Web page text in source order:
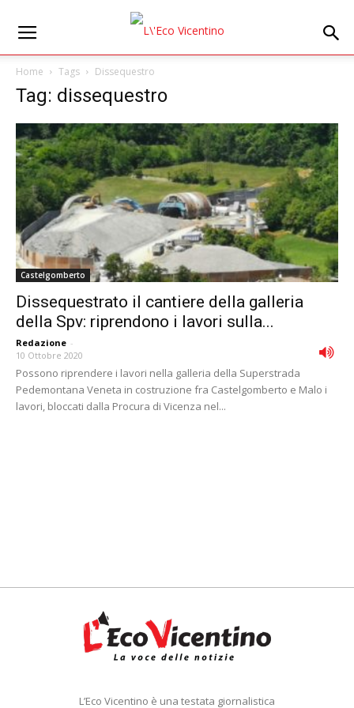
Home Tags Dissequestro
Tag: dissequestro
Castelgomberto
Dissequestrato il cantiere della galleria
della Spv: riprendono i lavori sulla...
Redazione -
10 Ottobre 2020
Possono riprendere i lavori nella galleria della Superstrada
Pedemontana Veneta in costruzione fra Castelgomberto e Malo i
lavori, bloccati dalla Procura di Vicenza nel...
L’Eco Vicentino è una testata giornalistica